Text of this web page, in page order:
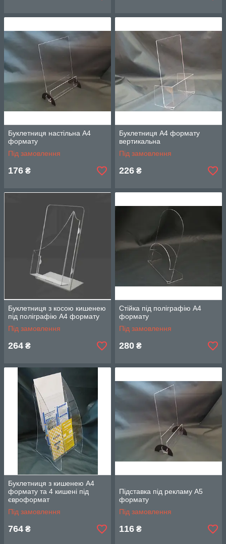
Буклетниця настільна А4
формату
Під замовлення
176 ₴
Буклетниця А4 формату
вертикальна
Під замовлення
226 ₴
Буклетниця з косою кишенею
під поліграфію А4 формату
Під замовлення
264 ₴
Стійка під поліграфію А4
формату
Під замовлення
280 ₴
Буклетниця з кишенею А4
формату та 4 кишені під
євроформат
Під замовлення
764 ₴
Підставка під рекламу А5
формату
Під замовлення
116 ₴